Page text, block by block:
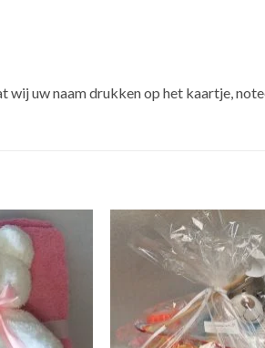
uw naam drukken op het kaartje,